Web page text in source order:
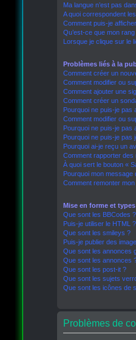
Ma langue n’est pas
A quoi correspondent
Comment puis-je
Qu’est-ce que mon
Lorsque je clique sur le
Problèmes liés à la
Comment créer un
Comment modifier ou
Comment ajouter une
Comment créer un
Pourquoi ne puis-je pas
Comment modifier ou
Pourquoi ne puis-je pas
Pourquoi ne puis-je pas
Pourquoi ai-je reçu un
Comment rapporter
À quoi sert le bouton «
Pourquoi mon message
Comment remonter mon
Mise en forme et
Que sont les BBCodes ?
Puis-je utiliser le HTML ?
Que sont les smileys ?
Puis-je publier des
Que sont les annonces
Que sont les annonces
Que sont les post-it ?
Que sont les sujets
Que sont les icônes de
Problèmes de